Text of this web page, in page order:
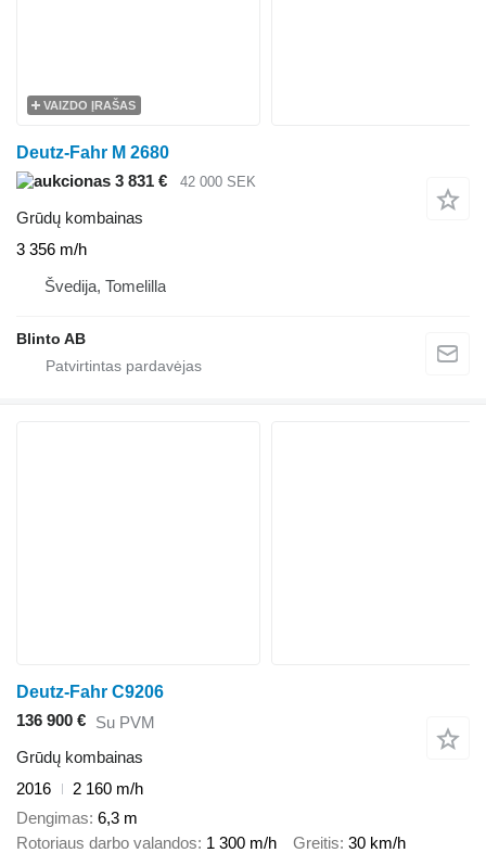
VAIZDO ĮRAŠAS
Deutz-Fahr M 2680
3 831 €
42 000 SEK
Grūdų kombainas
3 356 m/h
Švedija, Tomelilla
Blinto AB
Deutz-Fahr C9206
136 900 € Su PVM
Grūdų kombainas
2016
2 160 m/h
Dengimas 6,3 m
Rotoriaus darbo valandos 1 300 m/h Greitis 30 km/h